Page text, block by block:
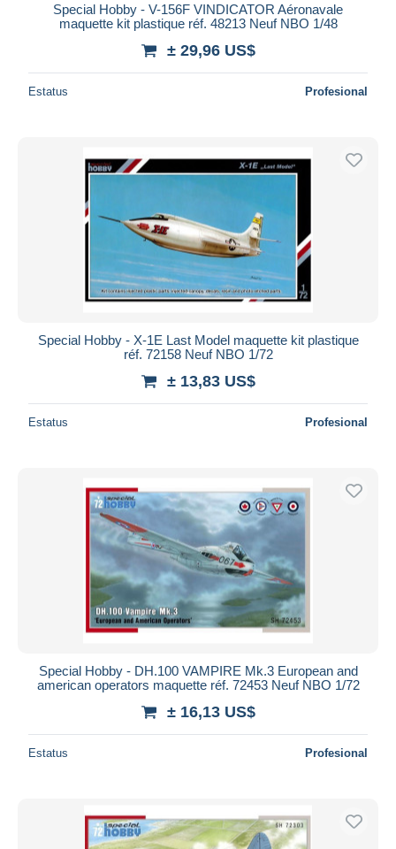
Special Hobby - V-156F VINDICATOR Aéronavale
maquette kit plastique réf. 48213 Neuf NBO 1/48
± 29,96 US$
Estatus Profesional
Special Hobby - X-1E Last Model maquette kit plastique
réf. 72158 Neuf NBO 1/72
± 13,83 US$
Estatus Profesional
Special Hobby - DH.100 VAMPIRE Mk.3 European and
american operators maquette réf. 72453 Neuf NBO 1/72
± 16,13 US$
Estatus Profesional